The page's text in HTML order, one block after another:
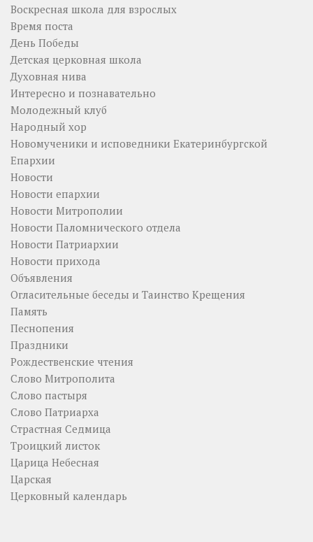
Воскресная школа для взрослых
Время поста
День Победы
Детская церковная школа
Духовная нива
Интересно и познавательно
Молодежный клуб
Народный хор
Новомученики и исповедники Екатеринбургской
Епархии
Новости
Новости епархии
Новости Митрополии
Новости Паломнического отдела
Новости Патриархии
Новости прихода
Объявления
Огласительные беседы и Таинство Крещения
Память
Песнопения
Праздники
Рождественские чтения
Слово Митрополита
Слово пастыря
Слово Патриарха
Страстная Седмица
Троицкий листок
Царица Небесная
Царская
Церковный календарь